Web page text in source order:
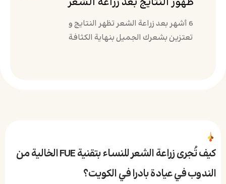
6 أشهر بعد زراعة الشعر تظهر النتايج و
تعتزين بشعرك الجميل بنهاية الكثافة
كيف تُجرى زراعة الشعر للنساء بتقنية FUE الخالية من
الندوب في عيادة بادرا في الكويت؟